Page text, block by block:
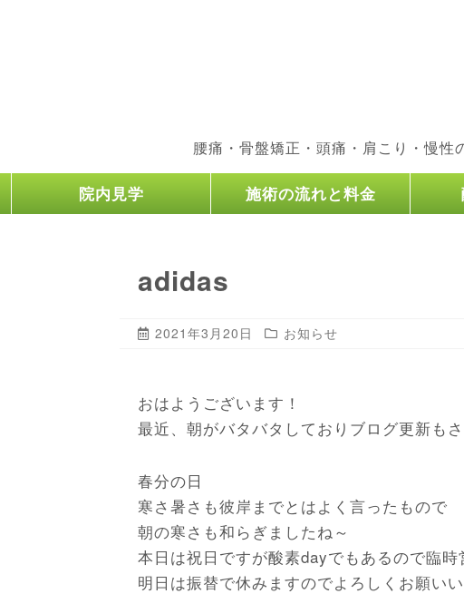
腰痛・骨盤矯正・頭痛・肩こり・慢性
院内見学 施術の流れと料金
adidas
2021年3月20日 お知らせ
おはようございます！
最近、朝がバタバタしておりブログ更新も
春分の日
寒さ暑さも彼岸までとはよく言ったもので
朝の寒さも和らぎましたね～
本日は祝日ですが酸素dayでもあるので臨
明日は振替で休みますのでよろしくお願いい